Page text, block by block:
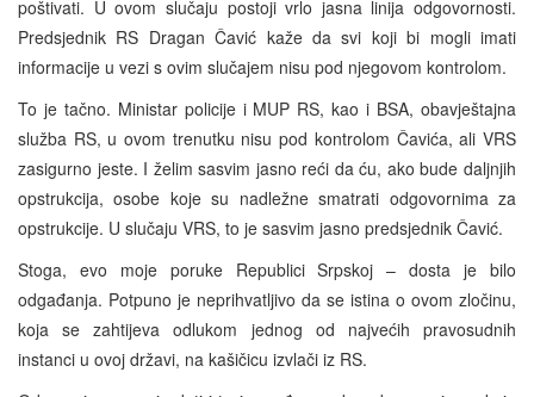
poštivati. U ovom slučaju postoji vrlo jasna linija odgovornosti.
Predsjednik RS Dragan Čavić kaže da svi koji bi mogli imati
informacije u vezi s ovim slučajem nisu pod njegovom kontrolom.
To je tačno. Ministar policije i MUP RS, kao i BSA, obavještajna
služba RS, u ovom trenutku nisu pod kontrolom Čavića, ali VRS
zasigurno jeste. I želim sasvim jasno reći da ću, ako bude daljnjih
opstrukcija, osobe koje su nadležne smatrati odgovornima za
opstrukcije. U slučaju VRS, to je sasvim jasno predsjednik Čavić.
Stoga, evo moje poruke Republici Srpskoj – dosta je bilo
odgađanja. Potpuno je neprihvatljivo da se istina o ovom zločinu,
koja se zahtijeva odlukom jednog od najvećih pravosudnih
instanci u ovoj državi, na kašičicu izvlači iz RS.